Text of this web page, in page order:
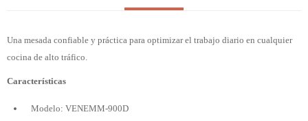
Una mesada confiable y práctica para optimizar el trabajo diario en cualquier
cocina de alto tráfico.
Características
Modelo: VENEMM-900D